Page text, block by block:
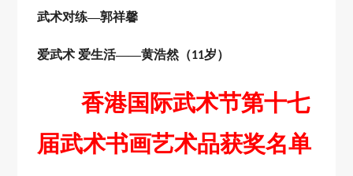
武术对练—郭祥馨
爱武术 爱生活——黄浩然（11岁）
香港国际武术节第十七
届武术书画艺术品获奖名单